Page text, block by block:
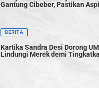
Gantung Cibeber, Pastikan
BERITA
Kartika Sandra Desi Dorong
Lindungi Merek demi